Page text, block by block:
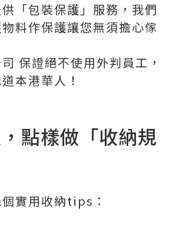
「包裝保護」服務，我們
料作保護讓您無須擔心傢
保證絕不使用外判員工，
本港華人！
點樣做「收納規
實用收納tips：